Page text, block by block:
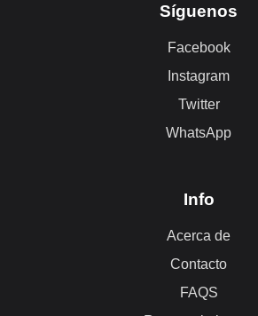
Síguenos
Facebook
Instagram
Twitter
WhatsApp
Info
Acerca de
Contacto
FAQS